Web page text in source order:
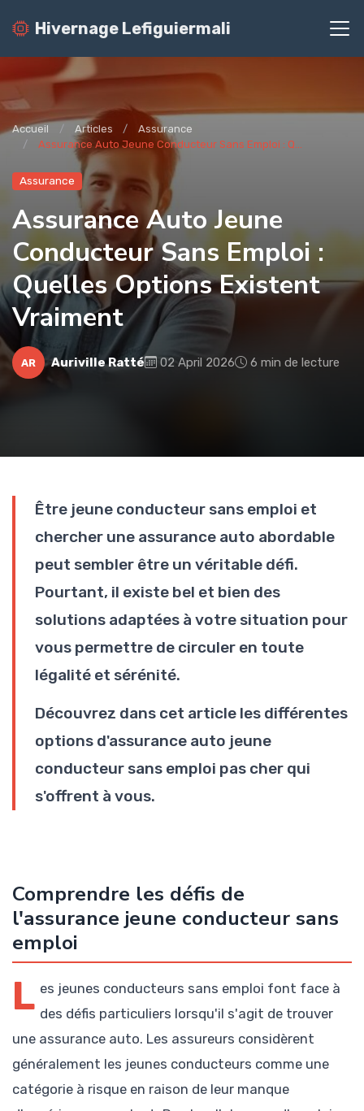
Hivernage Lefiguiermali
Accueil Articles
Assurance
Assurance Auto Jeune Conducteur Sans Emploi : Q...
Assurance
Assurance Auto Jeune
Conducteur Sans Emploi :
Quelles Options Existent
Vraiment
AR Auriville Ratté 02 April 2026 6 min de lecture
Être jeune conducteur sans emploi et
chercher une assurance auto abordable
peut sembler être un véritable défi.
Pourtant, il existe bel et bien des
solutions adaptées à votre situation pour
vous permettre de circuler en toute
légalité et sérénité.
Découvrez dans cet article les différentes
options d'assurance auto jeune
conducteur sans emploi pas cher qui
s'offrent à vous.
Comprendre les défis de
l'assurance jeune conducteur sans
emploi
L es jeunes conducteurs sans emploi font face à
des défis particuliers lorsqu'il s'agit de trouver
une assurance auto. Les assureurs considèrent
généralement les jeunes conducteurs comme une
catégorie à risque en raison de leur manque